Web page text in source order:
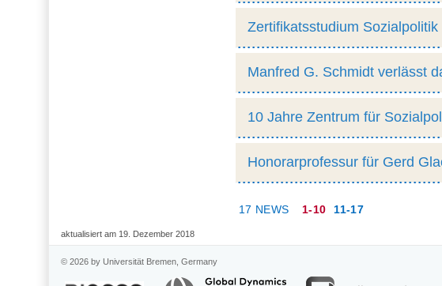
Zertifikatsstudium Sozialpolitik
Manfred G. Schmidt verlässt
10 Jahre Zentrum für
Honorarprofessur für Gerd
17 NEWS 1-10 11-17
aktualisiert am 19. Dezember 2018
© 2026 by Universität Bremen, Germany